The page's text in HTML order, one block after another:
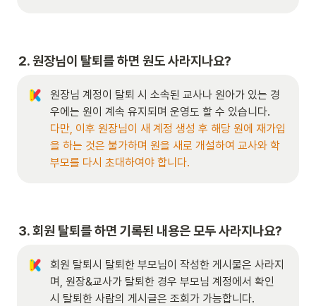
2. 원장님이 탈퇴를 하면 원도 사라지나요?
원장님 계정이 탈퇴 시 소속된 교사나 원아가 있는 경
다만, 이후 원장님이 새 계정 생성 후 해당 원에 재가입
을 하는 것은 불가하며 원을 새로 개설하여 교사와 학
부모를 다시 초대하여야 합니다.
3. 회원 탈퇴를 하면 기록된 내용은 모두 사라지나요?
회원 탈퇴시 탈퇴한 부모님이 작성한 게시물은 사라지
며, 원장&교사가 탈퇴한 경우 부모님 계정에서 확인
시 탈퇴한 사람의 게시글은 조회가 가능합니다.